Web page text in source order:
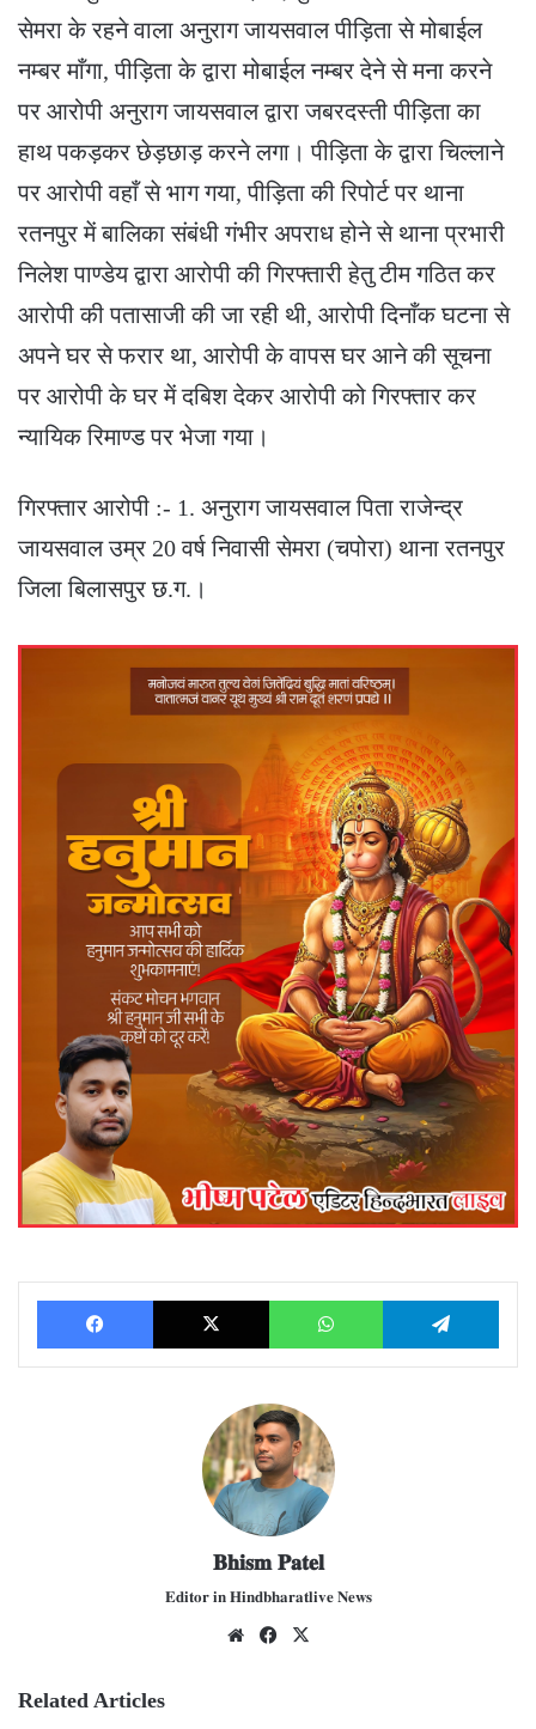
सेमरा के रहने वाला अनुराग जायसवाल पीड़िता से मोबाईल
नम्बर माँगा, पीड़िता के द्वारा मोबाईल नम्बर देने से मना करने
पर आरोपी अनुराग जायसवाल द्वारा जबरदस्ती पीड़िता का
हाथ पकड़कर छेड़छाड़ करने लगा। पीड़िता के द्वारा चिल्लाने
पर आरोपी वहाँ से भाग गया, पीड़िता की रिपोर्ट पर थाना
रतनपुर में बालिका संबंधी गंभीर अपराध होने से थाना प्रभारी
निलेश पाण्डेय द्वारा आरोपी की गिरफ्तारी हेतु टीम गठित कर
आरोपी की पतासाजी की जा रही थी, आरोपी दिनाँक घटना से
अपने घर से फरार था, आरोपी के वापस घर आने की सूचना
पर आरोपी के घर में दबिश देकर आरोपी को गिरफ्तार कर
न्यायिक रिमाण्ड पर भेजा गया।
गिरफ्तार आरोपी :- 1. अनुराग जायसवाल पिता राजेन्द्र
जायसवाल उम्र 20 वर्ष निवासी सेमरा (चपोरा) थाना रतनपुर
जिला बिलासपुर छ.ग.।
Facebook X WhatsApp
𝐁𝐡𝐢𝐬𝐦 𝐏𝐚𝐭𝐞𝐥
𝐄𝐝𝐢𝐭𝐨𝐫 𝐢𝐧 𝐇𝐢𝐧𝐝𝐛𝐡𝐚𝐫𝐚𝐭𝐥𝐢𝐯𝐞 𝐍𝐞𝐰𝐬
We
Fac
Related Articles